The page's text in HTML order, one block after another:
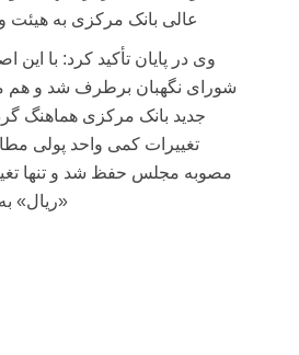
عالی بانک مرکزی به هیئت
وی در پایان تأکید کرد: با این
شورای نگهبان برطرف شد و هم
تغییرات کمی واحد پولی
مصوبه مجلس حفظ شد و تنها
«ریال»